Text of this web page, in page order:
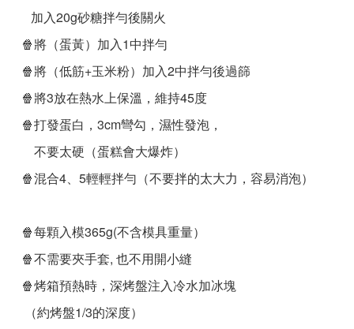
加入20g砂糖拌勻後關火
🍿️將（蛋黃）加入1中拌勻
🍿️將（低筋+玉米粉）加入2中拌勻後過篩
🍿️將3放在熱水上保溫，維持45度
🍿️打發蛋白，3cm彎勾，濕性發泡，
不要太硬（蛋糕會大爆炸）
🍿️混合4、5輕輕拌勻（不要拌的太大力，容易消泡）
🍿️每顆入模365g(不含模具重量）
🍿️不需要夾手套, 也不用開小縫
🍿️烤箱預熱時，深烤盤注入冷水加冰塊
（約烤盤1/3的深度）